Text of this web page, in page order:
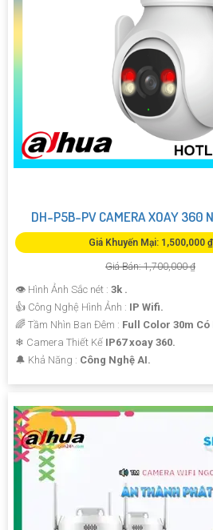
DH-P5B-PV CAMERA XOAY 360
Giá Khuyến Mại: 1,500,000 ₫
Giá Bán: 1,700,000 ₫
👁 Hình Ảnh Sắc nét : 3k .
👍 Công Nghệ Hình Ảnh : IP Wifi.
🌈 Tầm Nhìn Ban Đêm : Full Color 30m
❄ Camera Thiết Kế IP67 xoay 360.
️🔔 Khả Năng : Công Nghệ AI.